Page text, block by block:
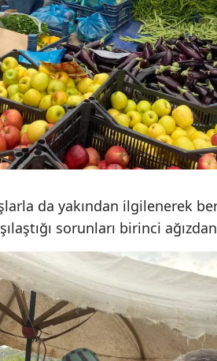
da yakından ilgilenerek
sorunları birinci